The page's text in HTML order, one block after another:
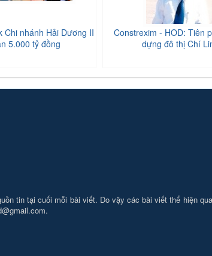
Chi nhánh Hải Dương II
5.000 tỷ đồng
Constrexim - HOD: Tiên
dựng đô thị Chí
tin tại cuối mỗi bài viết. Do vậy các bài viết thể hiện
.